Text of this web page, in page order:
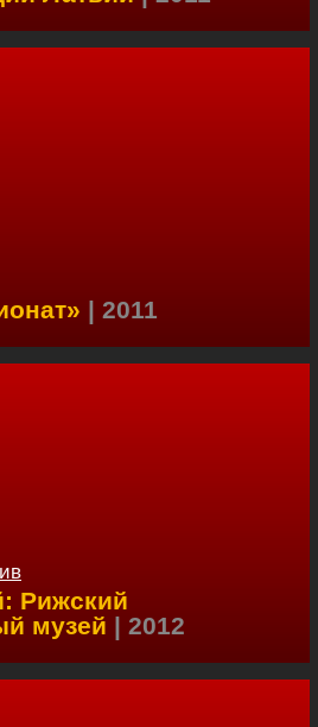
| 2011
Рижский
музей | 2012